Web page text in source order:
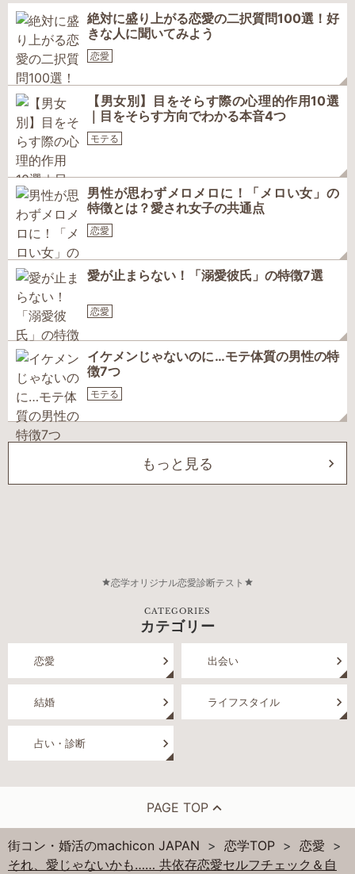
絶対に盛り上がる恋愛の二択質問100選！好
きな人に聞いてみよう
恋愛
【男女別】目をそらす際の心理的作用10選
｜目をそらす方向でわかる本音4つ
モテる
男性が思わずメロメロに！「メロい女」の
特徴とは？愛され女子の共通点
恋愛
愛が止まらない！「溺愛彼氏」の特徴7選
恋愛
イケメンじゃないのに…モテ体質の男性の特
徴7つ
モテる
もっと見る
恋学オリジナル恋愛診断テスト
CATEGORIES
カテゴリー
恋愛 出会い
結婚 ライフスタイル
占い・診断
PAGE TOP
街コン・婚活のmachicon JAPAN 恋学TOP
恋愛
それ、愛じゃないかも…… 共依存恋愛セルフチェック＆自